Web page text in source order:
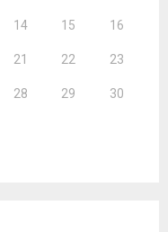
14 15 16
21 22 23
28 29 30